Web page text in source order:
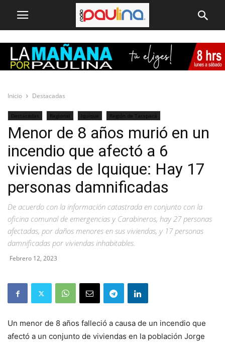
Inicio Destacadas
Destacadas Regional Iquique Región de Tarapacá
Menor de 8 años murió en un
incendio que afectó a 6
viviendas de Iquique: Hay 17
personas damnificadas
De acuerdo con la información catastrada en conjunto con la
oficina comunal de emergencias y Carabineros, hay 27 personas
afectadas, por daños menores en sus viviendas, y 17 personas
damnificadas por viviendas inhabitables.
Febrero 12, 2023
Un menor de 8 años falleció a causa de un incendio que
afectó a un conjunto de viviendas en la población Jorge